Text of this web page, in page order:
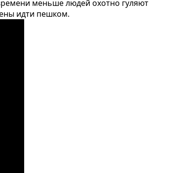
меньше людей охотно гуляют
идти пешком.